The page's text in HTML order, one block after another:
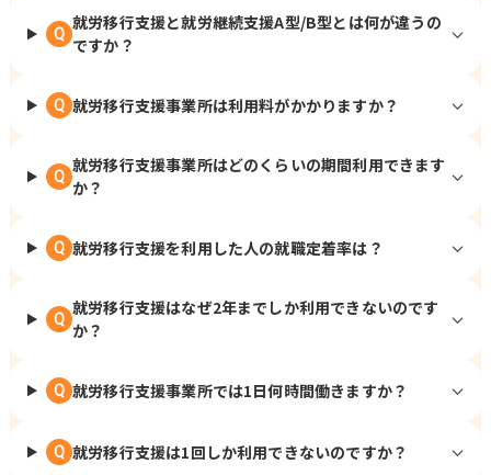
Q
就労移行支援と就労継続支援A型/B型とは何が違うの
ですか？
Q 就労移行支援事業所は利用料がかかりますか？
Q
就労移行支援事業所はどのくらいの期間利用できます
か？
Q 就労移行支援を利用した人の就職定着率は？
Q
就労移行支援はなぜ2年までしか利用できないのです
か？
Q 就労移行支援事業所では1日何時間働きますか？
Q 就労移行支援は1回しか利用できないのですか？